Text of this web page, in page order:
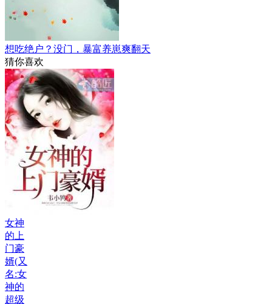
想吃绝户？没门，暴富养崽爽翻天
猜你喜欢
女神
的上
门豪
婿(又
名:女
神的
超级